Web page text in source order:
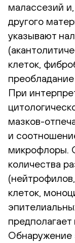
малассезий
другого
указывают
клеток,
При
мазков-
и
микрофлоры.
количества
клеток,
предполагает
Обнаружение